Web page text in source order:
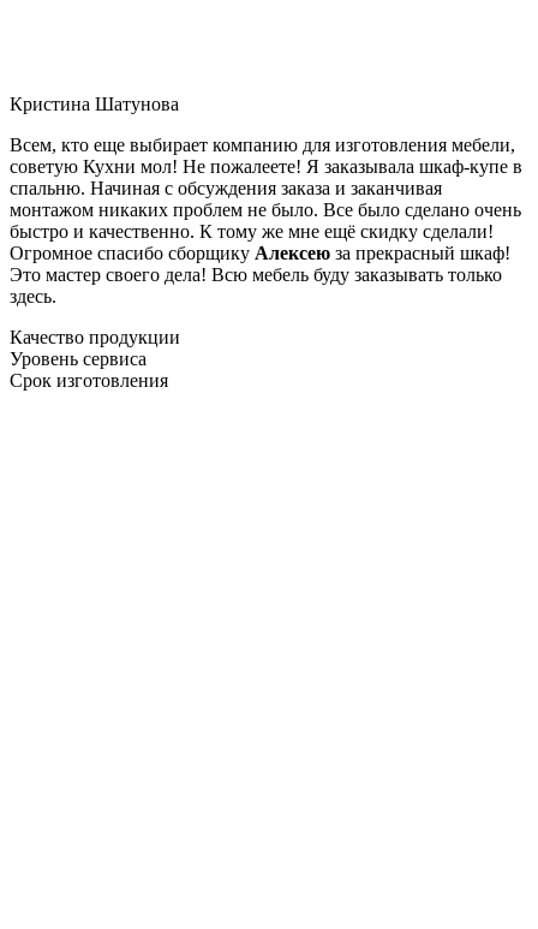
Кристина Шатунова
Всем, кто еще выбирает компанию для изготовления мебели,
советую Кухни мол! Не пожалеете! Я заказывала шкаф-купе в
спальню. Начиная с обсуждения заказа и заканчивая
монтажом никаких проблем не было. Все было сделано очень
быстро и качественно. К тому же мне ещё скидку сделали!
Огромное спасибо сборщику Алексею за прекрасный шкаф!
Это мастер своего дела! Всю мебель буду заказывать только
здесь.
Качество продукции
Уровень сервиса
Срок изготовления